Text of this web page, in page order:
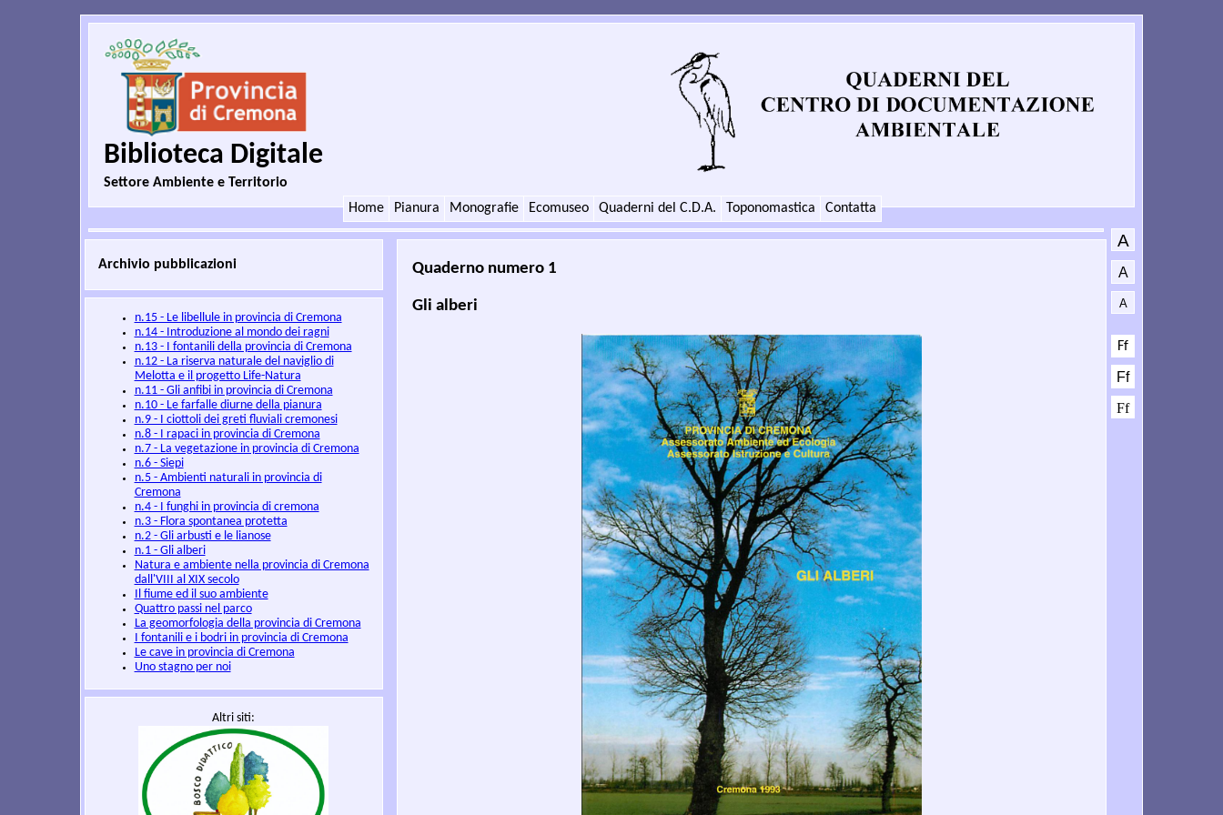
Biblioteca Digitale
Settore Ambiente e Territorio
Home
Pianura Monografie Ecomuseo Quaderni del C.D.A. Toponomastica Contatta
Archivio pubblicazioni
n.15 - Le libellule in provincia di Cremona
n.14 - Introduzione al mondo dei ragni
n.13 - I fontanili della provincia di Cremona
n.12 - La riserva naturale del naviglio di
Melotta e il progetto Life-Natura
n.11 - Gli anfibi in provincia di Cremona
n.10 - Le farfalle diurne della pianura
n.9 - I ciottoli dei greti fluviali cremonesi
n.8 - I rapaci in provincia di Cremona
n.7 - La vegetazione in provincia di Cremona
n.6 - Siepi
n.5 - Ambienti naturali in provincia di
Cremona
n.4 - I funghi in provincia di cremona
n.3 - Flora spontanea protetta
n.2 - Gli arbusti e le lianose
n.1 - Gli alberi
Natura e ambiente nella provincia di Cremona
dall'VIII al XIX secolo
Il fiume ed il suo ambiente
Quattro passi nel parco
La geomorfologia della provincia di Cremona
I fontanili e i bodri in provincia di Cremona
Le cave in provincia di Cremona
Uno stagno per noi
Altri siti:
Quaderno numero 1
Gli alberi